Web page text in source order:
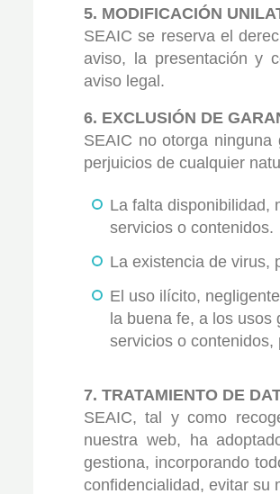
5. MODIFICACIÓN
SEAIC se reserva el
aviso, la presentación y
aviso legal.
6. EXCLUSIÓN DE
SEAIC no otorga
perjuicios de cualquier
La falta disponibilidad,
servicios o contenidos.
La existencia de virus,
El uso ilícito,
la buena fe, a los
servicios o
7. TRATAMIENTO DE
SEAIC, tal y como
nuestra web, ha
gestiona, incorporando
confidencialidad, evitar su